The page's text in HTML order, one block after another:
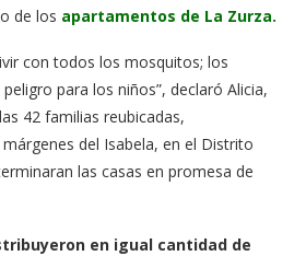
de los apartamentos de La Zurza.
con todos los mosquitos; los
para los niños”, declaró Alicia,
42 familias reubicadas,
del Isabela, en el Distrito
las casas en promesa de
en igual cantidad de